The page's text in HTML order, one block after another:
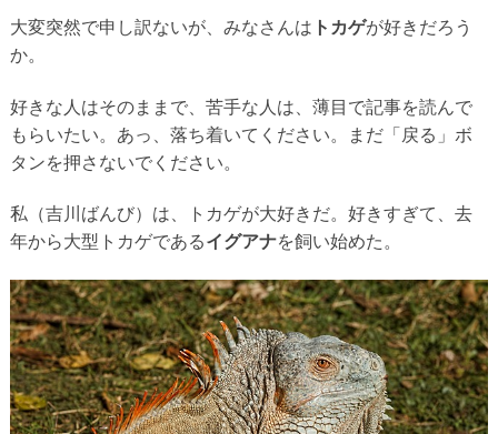
大変突然で申し訳ないが、みなさんは トカゲが好きだろう
か。
好きな人はそのままで、苦手な人は、薄目で記事を読んで
もらいたい。あっ、落ち着いてください。まだ「戻る」ボ
タンを押さないでください。
私（吉川ばんび）は、トカゲが大好きだ。好きすぎて、去
年から大型トカゲであるイグアナを飼い始めた。